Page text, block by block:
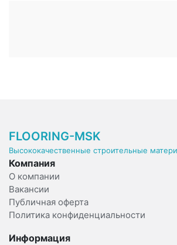
FLOORING-MSK
Высококачественные строительные
Компания
О компании
Вакансии
Публичная оферта
Политика конфиденциальности
Информация